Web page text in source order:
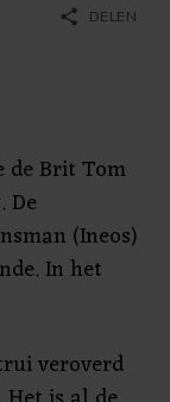
share DELEN
de Brit Tom
De
(Ineos)
In het
veroverd